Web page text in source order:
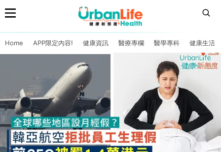
Home APP限定內容! 健康資訊 醫療專欄 醫學專科 健康生活